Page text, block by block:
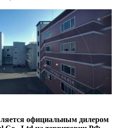
официальным дилером